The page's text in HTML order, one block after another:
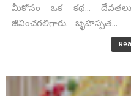
మీకోసం ఒక కథ...
జీవించగలిగారు. బృహస్పత...